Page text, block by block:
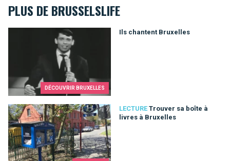
PLUS DE BRUSSELSLIFE
DÉCOUVRIR BRUXELLES
Ils chantent Bruxelles
Ils chantent Bruxelles
LECTURE Trouver sa boîte à
livres à Bruxelles
Trouver sa boîte à livres à Bruxelles